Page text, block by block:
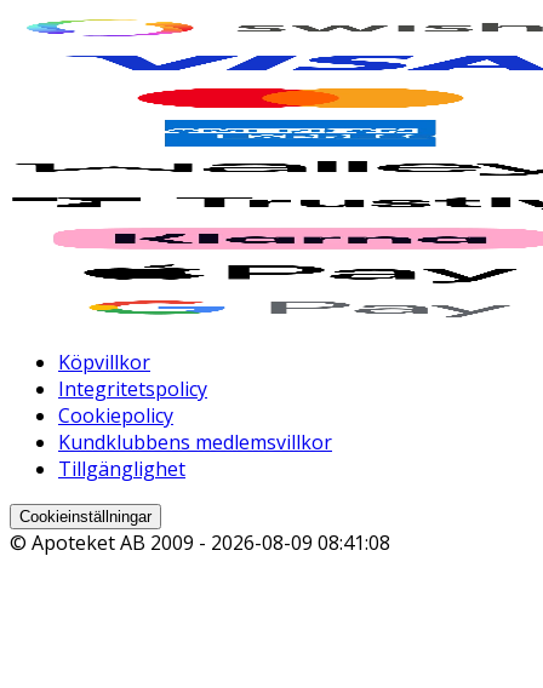
Köpvillkor
Integritetspolicy
Cookiepolicy
Kundklubbens medlemsvillkor
Tillgänglighet
Cookieinställningar
© Apoteket AB 2009 - 2026-08-09 08:41:08